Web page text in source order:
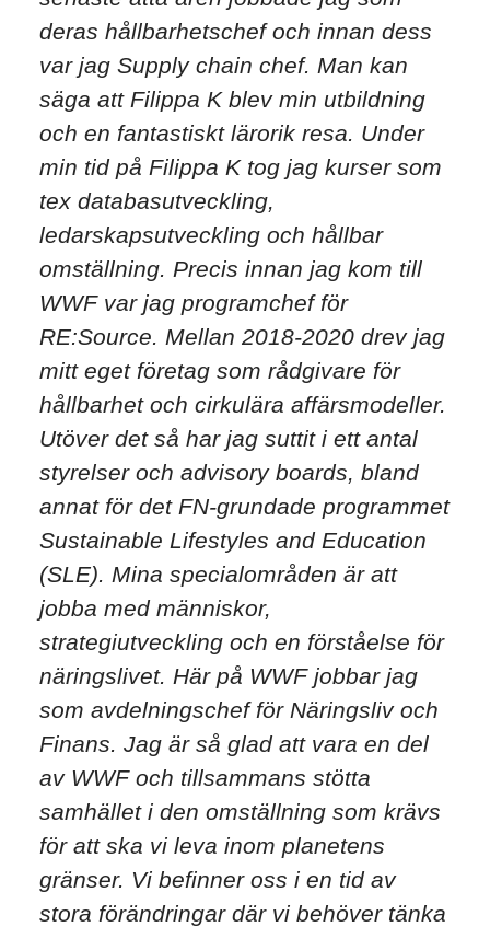
deras hållbarhetschef och innan dess
var jag Supply chain chef. Man kan
säga att Filippa K blev min utbildning
och en fantastiskt lärorik resa. Under
min tid på Filippa K tog jag kurser som
tex databasutveckling,
ledarskapsutveckling och hållbar
omställning. Precis innan jag kom till
WWF var jag programchef för
RE:Source. Mellan 2018-2020 drev jag
mitt eget företag som rådgivare för
hållbarhet och cirkulära affärsmodeller.
Utöver det så har jag suttit i ett antal
styrelser och advisory boards, bland
annat för det FN-grundade programmet
Sustainable Lifestyles and Education
(SLE). Mina specialområden är att
jobba med människor,
strategiutveckling och en förståelse för
näringslivet. Här på WWF jobbar jag
som avdelningschef för Näringsliv och
Finans. Jag är så glad att vara en del
av WWF och tillsammans stötta
samhället i den omställning som krävs
för att ska vi leva inom planetens
gränser. Vi befinner oss i en tid av
stora förändringar där vi behöver tänka